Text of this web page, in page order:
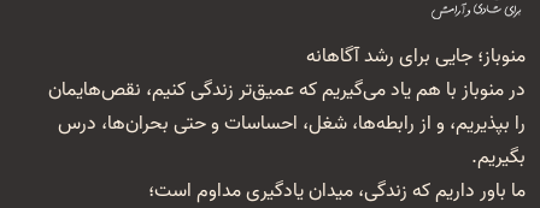
منوباز؛ جایی برای رشد آگاهانه
در منوباز با هم یاد می‌گیریم که عمیق‌تر زندگی کنیم، نقص‌هایمان
را بپذیریم، و از رابطه‌ها، شغل‌، احساسات و حتی بحران‌ها، درس
بگیریم.
ما باور داریم که زندگی، میدان یادگیری مداوم است؛